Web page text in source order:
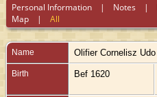
Personal Information | Notes |
Map |All
Name Olifier Cornelisz Udo
Birth Bef 1620